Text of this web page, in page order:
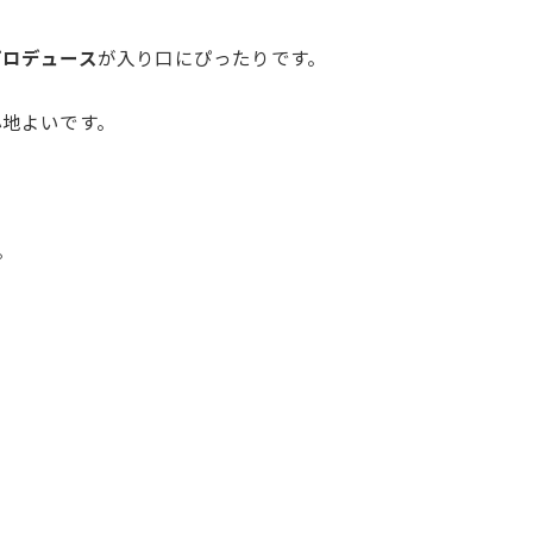
デュースが入り口にぴったりです。
よいです。